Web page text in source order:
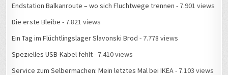
Endstation Balkanroute – wo sich Fluchtwege trennen - 7.901 views
Die erste Bleibe - 7.821 views
Ein Tag im Flüchtlingslager Slavonski Brod - 7.778 views
Spezielles USB-Kabel fehlt- 7.410 views
Service zum Selbermachen: Mein letztes Mal bei IKEA- 7.103 views